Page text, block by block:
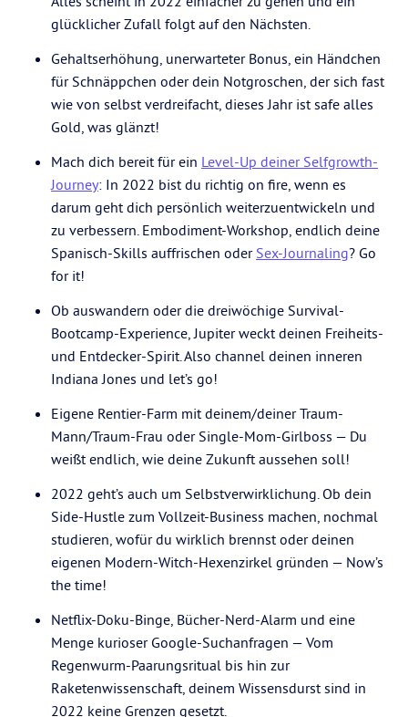
glücklicher Zufall folgt auf den Nächsten.
Gehaltserhöhung, unerwarteter Bonus, ein Händchen
für Schnäppchen oder dein Notgroschen, der sich fast
wie von selbst verdreifacht, dieses Jahr ist safe alles
Gold, was glänzt!
Mach dich bereit für ein Level-Up deiner Selfgrowth-
Journey: In 2022 bist du richtig on fire, wenn es
darum geht dich persönlich weiterzuentwickeln und
zu verbessern. Embodiment-Workshop, endlich deine
Spanisch-Skills auffrischen oder Sex-Journaling? Go
for it!
Ob auswandern oder die dreiwöchige Survival-
Bootcamp-Experience, Jupiter weckt deinen Freiheits-
und Entdecker-Spirit. Also channel deinen inneren
Indiana Jones und let’s go!
Eigene Rentier-Farm mit deinem/deiner Traum-
Mann/Traum-Frau oder Single-Mom-Girlboss — Du
weißt endlich, wie deine Zukunft aussehen soll!
2022 geht’s auch um Selbstverwirklichung. Ob dein
Side-Hustle zum Vollzeit-Business machen, nochmal
studieren, wofür du wirklich brennst oder deinen
eigenen Modern-Witch-Hexenzirkel gründen — Now’s
the time!
Netflix-Doku-Binge, Bücher-Nerd-Alarm und eine
Menge kurioser Google-Suchanfragen — Vom
Regenwurm-Paarungsritual bis hin zur
Raketenwissenschaft, deinem Wissensdurst sind in
2022 keine Grenzen gesetzt.